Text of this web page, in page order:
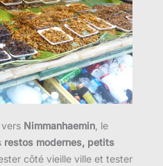
Nimmanhaemin , le
restos modernes, petits
côté vieille ville et tester